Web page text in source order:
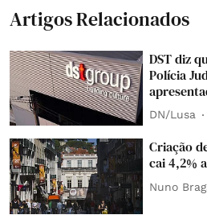
Artigos Relacionados
DST diz
Polícia
DN/Lusa
Criação
cai 4,2%
Nuno